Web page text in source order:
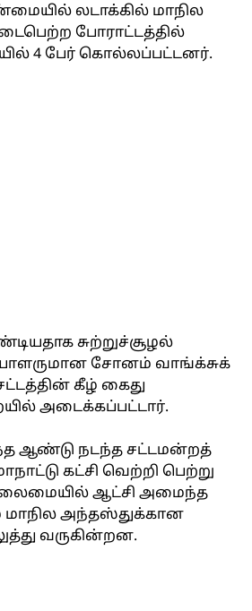
லடாக்கில் மாநில
போராட்டத்தில்
4 பேர் கொல்லப்பட்டனர்.
சுற்றுச்சூழல்
சோனம் வாங்க்சுக்
சட்டத்தின் கீழ் கைது
அடைக்கப்பட்டார்.
ஆண்டு நடந்த சட்டமன்றத்
கட்சி வெற்றி பெற்று
ஆட்சி அமைந்த
மாநில அந்தஸ்துக்கான
வருகின்றன.